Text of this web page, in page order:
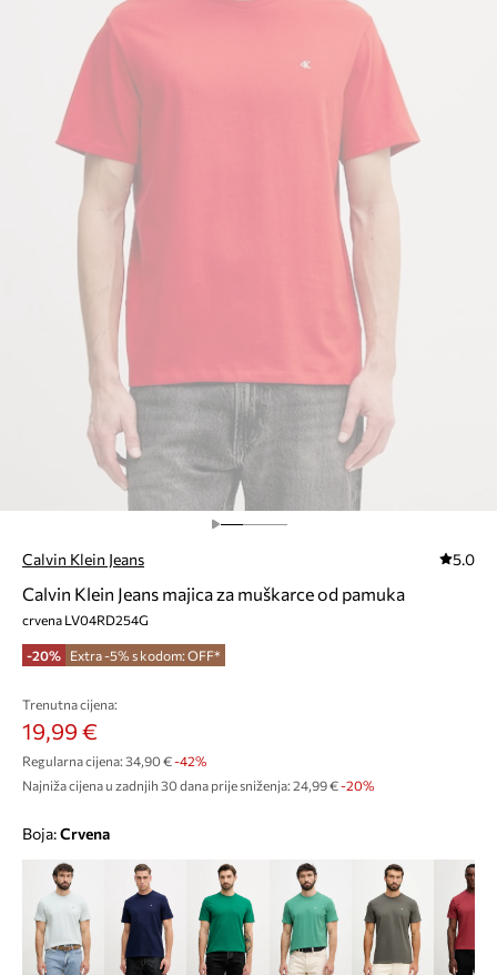
Calvin Klein Jeans 5.0
Calvin Klein Jeans majica za muškarce od pamuka
crvena LV04RD254G
-20% Extra -5% s kodom: OFF*
Trenutna cijena:
19,99 €
Regularna cijena: 34,90 €-42%
Najniža cijena u zadnjih 30 dana prije sniženja: 24,99 € -20%
Boja: crvena